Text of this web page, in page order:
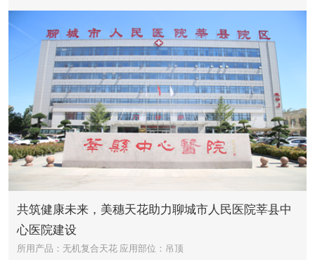
共筑健康未来，美穗天花助力聊城市人民医院莘县中
心医院建设
所用产品：无机复合天花 应用部位：吊顶